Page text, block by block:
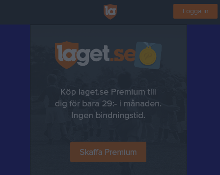
Logga in